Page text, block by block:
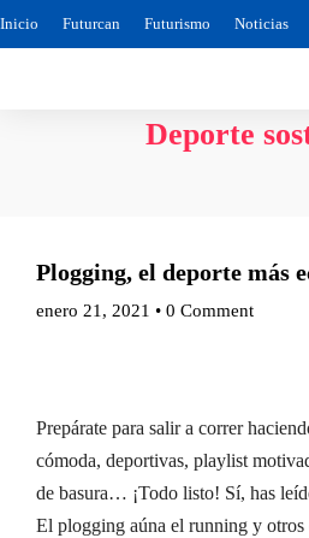
Inicio Futurcan Futurismo Noticias
Deporte
Plogging, el deporte más
enero 21, 2021 • 0 Comment
Prepárate para salir a correr
cómoda, deportivas, playlist
de basura… ¡Todo listo! Sí, has
El plogging aúna el running y otros